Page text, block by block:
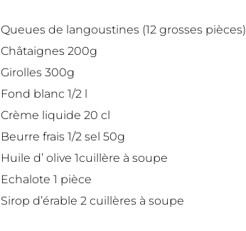
Queues de langoustines (12 grosses pièces)
Châtaignes 200g
Girolles 300g
Fond blanc 1/2 l
Crème liquide 20 cl
Beurre frais 1/2 sel 50g
Huile d’ olive 1cuillère à soupe
Echalote 1 pièce
Sirop d’érable 2 cuillères à soupe